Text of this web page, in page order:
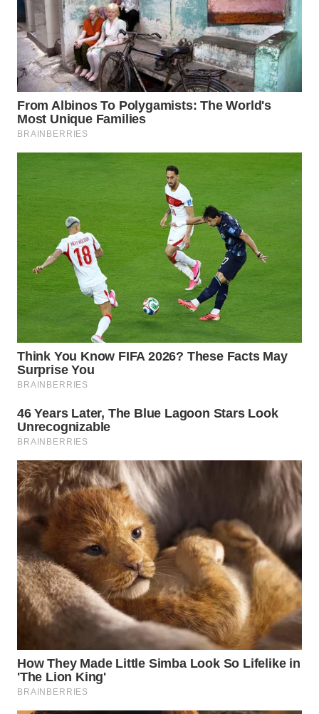
TENGAH
WN DELI
SERDANG
WN
TEBING
TINGGI
PAKPAK
KARAWANG
WN
BEKASI
WN
BOGOR
WN
WN
UTARA
WN
SAMOSIR
WN
PADANG
LAWAS
WN
WN
CIANJUR